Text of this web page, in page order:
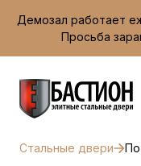
Демозал работает
Просьба
Стальные двери